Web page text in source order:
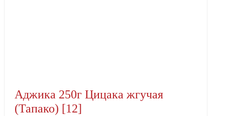
Аджика 250г Цицака жгучая
(Тапако) [12]